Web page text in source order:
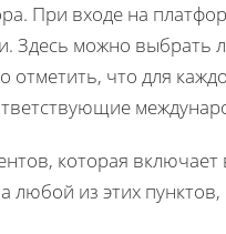
При входе на
Здесь можно
отметить, что для
которая включает
любой из этих